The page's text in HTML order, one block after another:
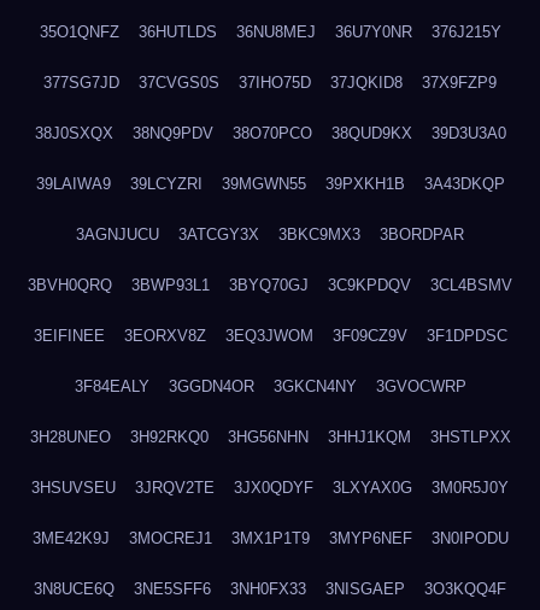
35O1QNFZ 36HUTLDS 36NU8MEJ 36U7Y0NR 376J215Y
377SG7JD 37CVGS0S 37IHO75D 37JQKID8 37X9FZP9
38J0SXQX 38NQ9PDV 38O70PCO 38QUD9KX 39D3U3A0
39LAIWA9 39LCYZRI 39MGWN55 39PXKH1B 3A43DKQP
3AGNJUCU 3ATCGY3X 3BKC9MX3 3BORDPAR
3BVH0QRQ 3BWP93L1 3BYQ70GJ 3C9KPDQV 3CL4BSMV
3EIFINEE 3EORXV8Z 3EQ3JWOM 3F09CZ9V 3F1DPDSC
3F84EALY 3GGDN4OR 3GKCN4NY 3GVOCWRP
3H28UNEO 3H92RKQ0 3HG56NHN 3HHJ1KQM 3HSTLPXX
3HSUVSEU 3JRQV2TE 3JX0QDYF 3LXYAX0G 3M0R5J0Y
3ME42K9J 3MOCREJ1 3MX1P1T9 3MYP6NEF 3N0IPODU
3N8UCE6Q 3NE5SFF6 3NH0FX33 3NISGAEP 3O3KQQ4F